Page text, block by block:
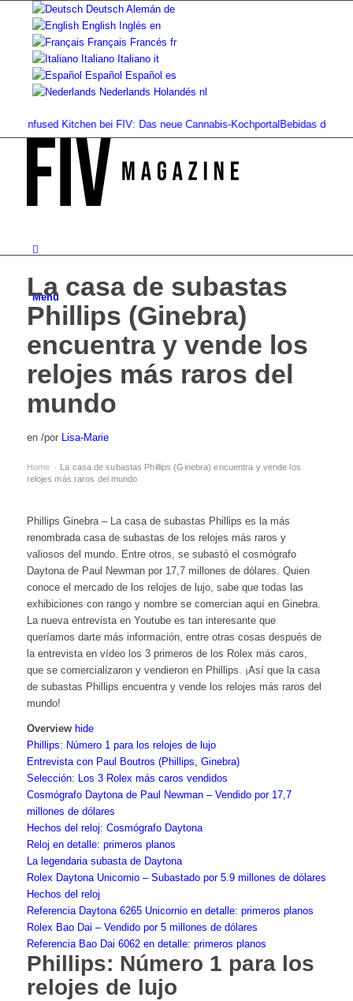
Deutsch Alemán de
English Inglés en
Français Francés fr
Italiano Italiano it
Español Español es
Nederlands Holandés nl
Kitchen bei FIV: Das neue Cannabis-KochportalBebidas de
Menú
La casa de subastas
Phillips (Ginebra)
encuentra y vende los
relojes más raros del
mundo
en /por Lisa-Marie
Home › La casa de subastas Phillips (Ginebra) encuentra y vende los
relojes más raros del mundo
Phillips Ginebra – La casa de subastas Phillips es la más
renombrada casa de subastas de los relojes más raros y
valiosos del mundo. Entre otros, se subastó el cosmógrafo
Daytona de Paul Newman por 17,7 millones de dólares. Quien
conoce el mercado de los relojes de lujo, sabe que todas las
exhibiciones con rango y nombre se comercian aquí en Ginebra.
La nueva entrevista en Youtube es tan interesante que
queríamos darte más información, entre otras cosas después de
la entrevista en vídeo los 3 primeros de los Rolex más caros,
que se comercializaron y vendieron en Phillips. ¡Así que la casa
de subastas Phillips encuentra y vende los relojes más raros del
mundo!
Overview hide
Phillips: Número 1 para los relojes de lujo
Entrevista con Paul Boutros (Phillips, Ginebra)
Selección: Los 3 Rolex más caros vendidos
Cosmógrafo Daytona de Paul Newman – Vendido por 17,7
millones de dólares
Hechos del reloj: Cosmógrafo Daytona
Reloj en detalle: primeros planos
La legendaria subasta de Daytona
Rolex Daytona Unicornio – Subastado por 5.9 millones de dólares
Hechos del reloj
Referencia Daytona 6265 Unicornio en detalle: primeros planos
Rolex Bao Dai – Vendido por 5 millones de dólares
Referencia Bao Dai 6062 en detalle: primeros planos
Phillips: Número 1 para los
relojes de lujo